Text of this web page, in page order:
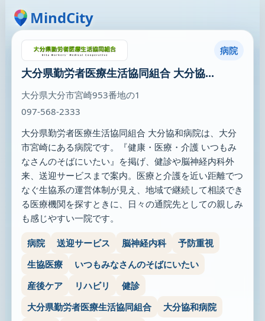
MindCity
病院
大分県勤労者医療生活協同組合 大分協...
大分県大分市宮崎953番地の1
097-568-2333
大分県勤労者医療生活協同組合 大分協和病院は、大分
市宮崎にある病院です。『健康・医療・介護 いつもみ
なさんのそばにいたい』を掲げ、健診や脳神経内科外
来、送迎サービスまで案内。医療と介護を近い距離でつ
なぐ生協系の運営体制が見え、地域で継続して相談でき
る医療機関を探すときに、日々の通院先としての親しみ
も感じやすい一院です。
病院 送迎サービス 脳神経内科
予防重視
生協医療
いつもみなさんのそばにいたい
産後ケア
リハビリ
健診
大分県勤労者医療生活協同組合
大分協和病院